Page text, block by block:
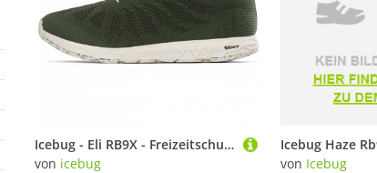
Icebug - Eli RB9X - Freizeitschuhe Gr 7,5 oliv
von icebug
von Icebug